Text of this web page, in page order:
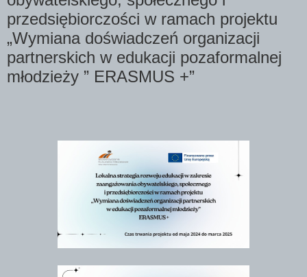
przedsiębiorczości w ramach projektu
„Wymiana doświadczeń organizacji
partnerskich w edukacji pozaformalnej
młodzieży ” ERASMUS +”